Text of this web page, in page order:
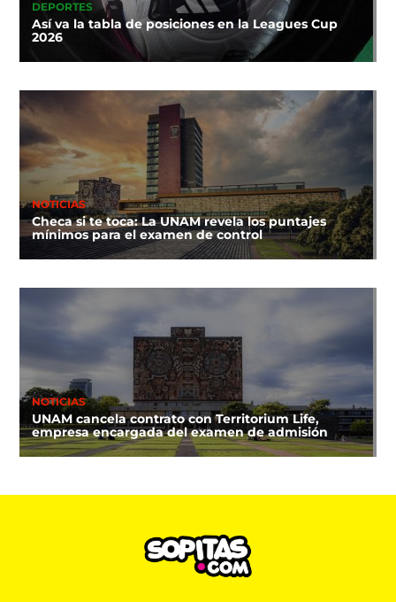
DEPORTES
Así va la tabla de posiciones en la Leagues Cup
2026
NOTICIAS
Checa si te toca: La UNAM revela los puntajes
mínimos para el examen de control
NOTICIAS
UNAM cancela contrato con Territorium Life,
empresa encargada del examen de admisión